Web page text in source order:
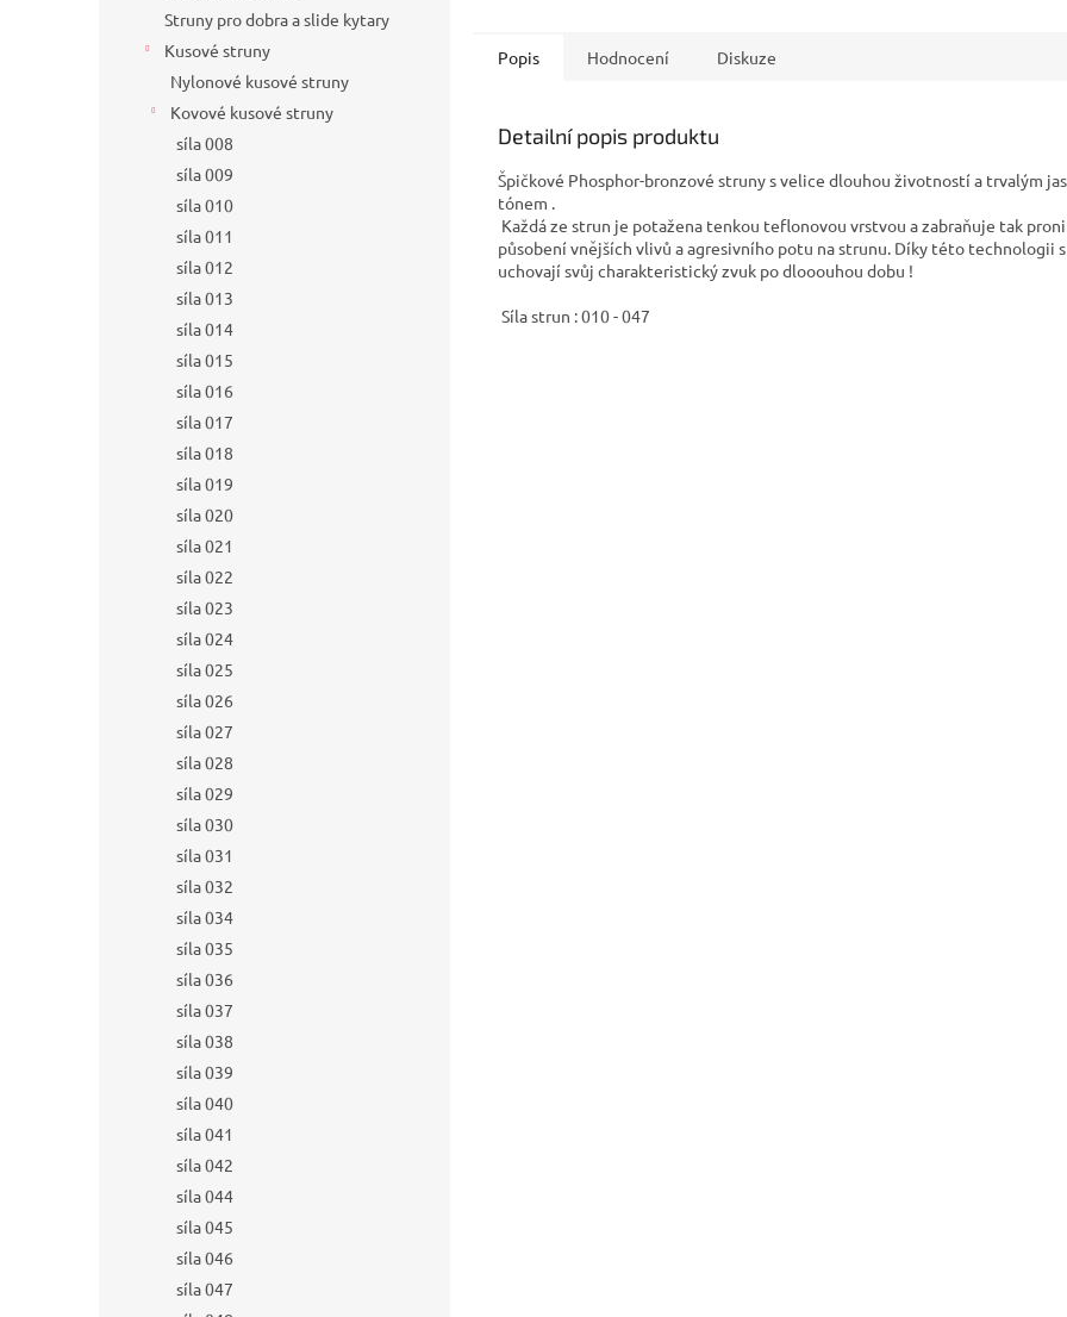
Struny pro dobra a slide kytary
Kusové struny
Nylonové kusové struny
Kovové kusové struny
síla 008
síla 009
síla 010
síla 011
síla 012
síla 013
síla 014
síla 015
síla 016
síla 017
síla 018
síla 019
síla 020
síla 021
síla 022
síla 023
síla 024
síla 025
síla 026
síla 027
síla 028
síla 029
síla 030
síla 031
síla 032
síla 034
síla 035
síla 036
síla 037
síla 038
síla 039
síla 040
síla 041
síla 042
síla 044
síla 045
síla 046
síla 047
Popis Hodnocení Diskuze
Detailní popis produktu
Špičkové Phosphor-bronzové struny s velice dlouhou životností a trvalým
tónem .
Každá ze strun je potažena tenkou teflonovou vrstvou a zabraňuje tak
působení vnějších vlivů a agresivního potu na strunu. Díky této technologii
uchovají svůj charakteristický zvuk po dlooouhou dobu !
Síla strun : 010 - 047